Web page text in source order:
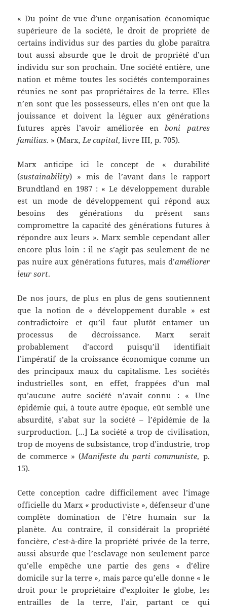
« Du point de vue d’une organisation économique
supérieure de la société, le droit de propriété de
certains individus sur des parties du globe paraîtra
tout aussi absurde que le droit de propriété d’un
individu sur son prochain. Une société entière, une
nation et même toutes les sociétés contemporaines
réunies ne sont pas propriétaires de la terre. Elles
n’en sont que les possesseurs, elles n’en ont que la
jouissance et doivent la léguer aux générations
futures après l’avoir améliorée enboni patres
familias. » (Marx,Le capital, livre III, p. 705).
Marx anticipe ici le concept de « durabilité
(sustainability) » mis de l’avant dans le rapport
Brundtland en 1987 : « Le développement durable
est un mode de développement qui répond aux
besoins des générations du présent sans
compromettre la capacité des générations futures à
répondre aux leurs ». Marx semble cependant aller
encore plus loin : il ne s’agit pas seulement de ne
pas nuire aux générations futures, mais d’améliorer
leur sort.
De nos jours, de plus en plus de gens soutiennent
que la notion de « développement durable » est
contradictoire et qu’il faut plutôt entamer un
processus de décroissance. Marx serait
probablement d’accord puisqu’il identifiait
l’impératif de la croissance économique comme un
des principaux maux du capitalisme. Les sociétés
industrielles sont, en effet, frappées d’un mal
qu’aucune autre société n’avait connu : « Une
épidémie qui, à toute autre époque, eût semblé une
absurdité, s’abat sur la société – l’épidémie de la
surproduction. […] La société a trop de civilisation,
trop de moyens de subsistance, trop d’industrie, trop
de commerce » (Manifeste du parti communiste, p.
15).
Cette conception cadre difficilement avec l’image
officielle du Marx « productiviste », défenseur d’une
complète domination de l’être humain sur la
planète. Au contraire, il considérait la propriété
foncière, c’est-à-dire la propriété privée de la terre,
aussi absurde que l’esclavage non seulement parce
qu’elle empêche une partie des gens « d’élire
domicile sur la terre », mais parce qu’elle donne « le
droit pour le propriétaire d’exploiter le globe, les
entrailles de la terre, l’air, partant ce qui